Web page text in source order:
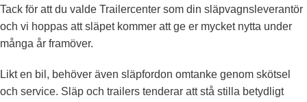
Tack för att du valde Trailercenter som din släpvagnsleverantör
och vi hoppas att släpet kommer att ge er mycket nytta under
många år framöver.
Likt en bil, behöver även släpfordon omtanke genom skötsel
och service. Släp och trailers tenderar att stå stilla betydligt